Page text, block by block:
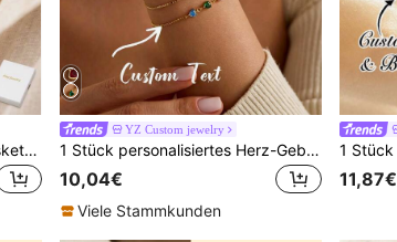
Personalisierte Kaninchen-Halskette mit Geburtsblume, personalisierter Ostersckmuck-Geschenk für Frauen, Geschenk für Haustierliebhaber
YZ Custom jewelry
1 Stück personalisiertes Herz-Geburtstein-Armband für Paar, individuelles Armband, Muttertagsgeschenk, Edelstahl-Schmuck, Geburtstagsgeschenk
10,04€
Viele Stammkunden
11,87€